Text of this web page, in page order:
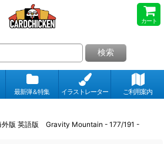
カート
検索
最新弾＆特集 イラストレーター ご利用案内
版 英語版 Gravity Mountain - 177/191 -